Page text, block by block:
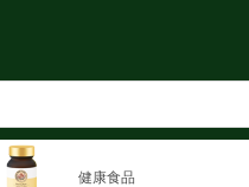
健康食品